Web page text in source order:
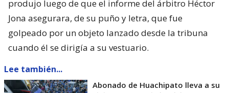
produjo luego de que el informe del árbitro Héctor
Jona asegurara, de su puño y letra, que fue
golpeado por un objeto lanzado desde la tribuna
cuando él se dirigía a su vestuario.
Lee también...
Abonado de Huachipato lleva a su